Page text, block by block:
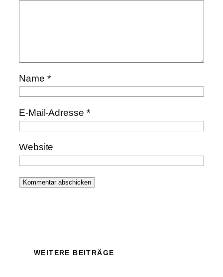
Name *
E-Mail-Adresse *
Website
WEITERE BEITRÄGE